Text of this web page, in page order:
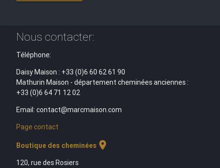
Nous contacter:
Téléphone:
Daisy Maison : +33 (0)6 60 62 61 90
Mathurin Maison - département cheminées anciennes :
+33 (0)6 64 71 12 02
Email: contact@marcmaison.com
Page contact
Boutique des cheminées location_on
120, rue des Rosiers